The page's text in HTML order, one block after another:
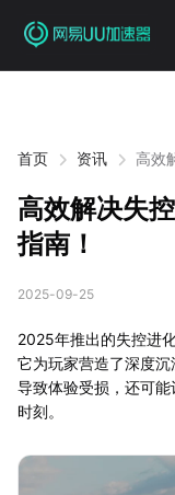
首页 资讯 高效
高效解决失
指南！
2025-09-25
2025年推出的失控进
它为玩家营造了深度沉
导致体验受损，还可
时刻。